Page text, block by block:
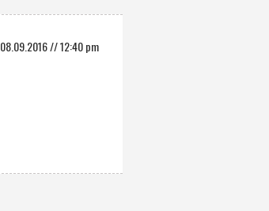
08.09.2016 // 12:40 pm